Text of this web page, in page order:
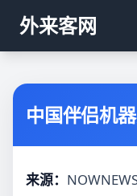
外来客网
中国伴侣机
来源：